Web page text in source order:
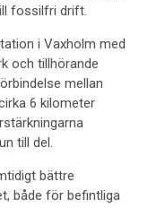
fossilfri drift.
i Vaxholm med
och tillhörande
mellan
6 kilometer
till del.
bättre
både för befintliga